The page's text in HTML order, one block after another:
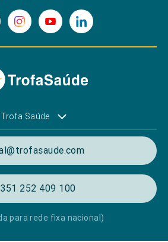
Trofa Saúde
252 409 100
para rede fixa nacional)